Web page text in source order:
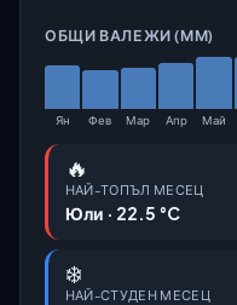
ОБЩИ ВАЛЕЖИ (ММ)
Ян Фев Мар Апр Май
🔥
НАЙ-ТОПЪЛ МЕСЕЦ
Юли · 22.5 °C
❄️
НАЙ-СТУДЕН МЕСЕЦ